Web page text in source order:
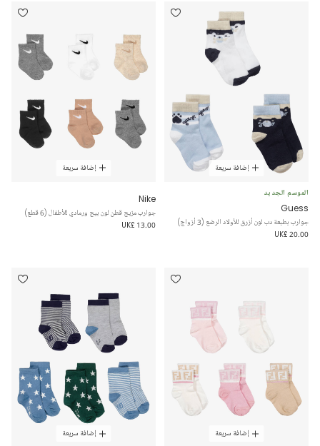
إضافة سريعة
الموسم الجديد
Guess
جوارب بطبعة دب لون أزرق للأولاد الرضع (3 أزواج)
UK£ 20.00
إضافة سريعة
Nike
جوارب مزيج قطن لون بيج ورمادي للأطفال (6 قطع)
UK£ 13.00
إضافة سريعة إضافة سريعة